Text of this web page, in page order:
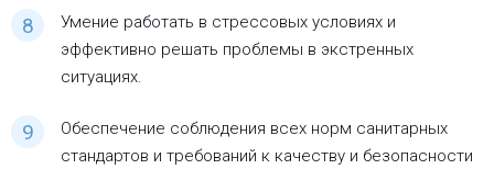
Умение работать в стрессовых условиях и
эффективно решать проблемы в экстренных
ситуациях.
Обеспечение соблюдения всех норм санитарных
стандартов и требований к качеству и безопасности